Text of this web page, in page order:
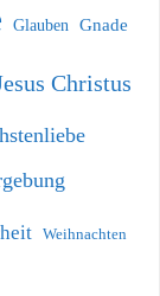
Glauben Gnade
Christus
Weihnachten